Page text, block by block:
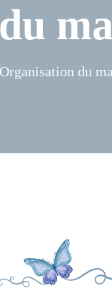
Organisation du